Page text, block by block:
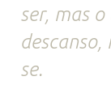
ser, mas
se.